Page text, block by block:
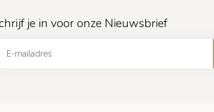
je in voor onze Nieuwsbrief